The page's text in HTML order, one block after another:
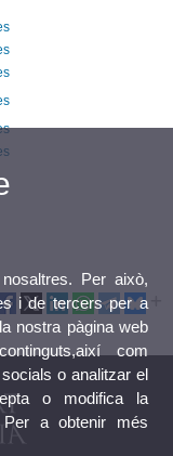
Per això,
i de tercers per a
nostra pàgina web
com
o analitzar el
o modifica la
a obtenir més